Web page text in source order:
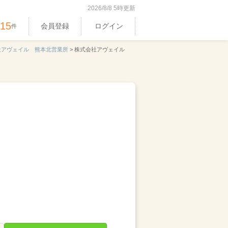
2026/8/8 5時更新
件 会員登録 ログイン
アヴェイル 熊本北営業所 > 株式会社アヴェイル